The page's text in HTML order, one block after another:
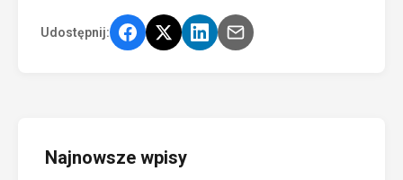
Udostępnij:
Najnowsze wpisy